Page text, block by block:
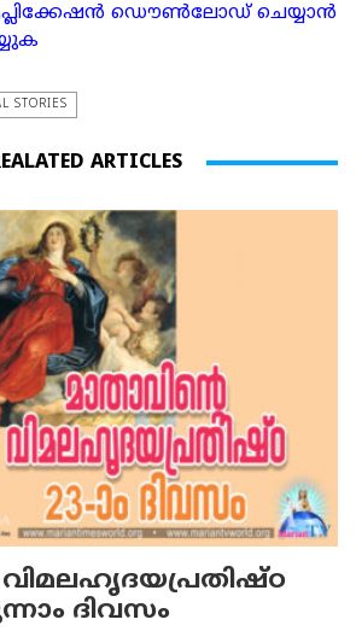
ഡൌണ്‍ലോഡ് ചെയ്യാന്‍
STORIES
ARTICLES
വിമലഹൃദയപ്രതിഷ്ഠ
ദിവസം